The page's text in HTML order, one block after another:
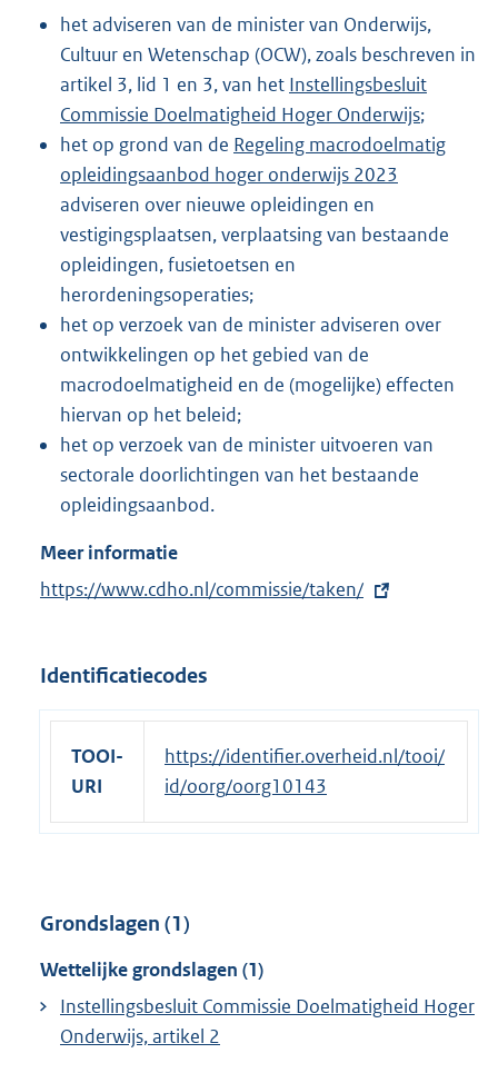
het adviseren van de minister van Onderwijs,
Cultuur en Wetenschap (OCW), zoals beschreven in
artikel 3, lid 1 en 3, van het Instellingsbesluit
Commissie Doelmatigheid Hoger Onderwijs;
het op grond van de Regeling macrodoelmatig
opleidingsaanbod hoger onderwijs 2023
adviseren over nieuwe opleidingen en
vestigingsplaatsen, verplaatsing van bestaande
opleidingen, fusietoetsen en
herordeningsoperaties;
het op verzoek van de minister adviseren over
ontwikkelingen op het gebied van de
macrodoelmatigheid en de (mogelijke) effecten
hiervan op het beleid;
het op verzoek van de minister uitvoeren van
sectorale doorlichtingen van het bestaande
opleidingsaanbod.
Meer informatie
E
e
r
i
:
https://www.cdho.nl/commissie/taken/
Identificatiecodes
TOOI-
URI
https://identifier.overheid.nl/tooi/
id/oorg/oorg10143
Grondslagen (1)
Wettelijke grondslagen (1)
Instellingsbesluit Commissie Doelmatigheid Hoger
Onderwijs, artikel 2